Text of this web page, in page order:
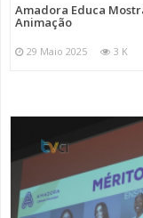
Amadora Educa
Animação
29 Maio 2025 3 K